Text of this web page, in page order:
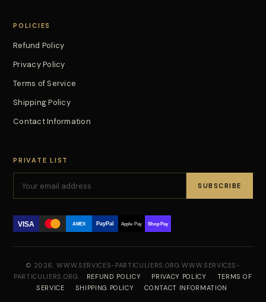
POLICIES
Refund Policy
Privacy Policy
Terms of Service
Shipping Policy
Contact Information
PRIVATE LIST
SUBSCRIBE
VISA AMEX PayPal Apple Pay Shop Pay
© 2026, WWW.SERVICES-PARTICULIERS.ORG WWW.SERVICES-
PARTICULIERS.ORG ·
REFUND POLICY · PRIVACY POLICY ·
TERMS OF
SERVICE · SHIPPING POLICY · CONTACT INFORMATION